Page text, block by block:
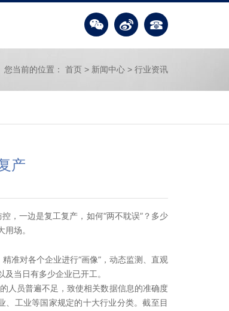
您当前的位置： 首页 > 新闻中心 > 行业资讯
产
，一边是复工复产，如何“两不耽误”？多少
场。
准对各个企业进行“画像”，动态监测、直观
当日有多少企业已开工。
人员普遍不足，致使相关数据信息的准确度
工业等国家规定的十大行业分类。截至目